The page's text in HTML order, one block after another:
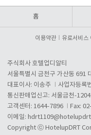
홈
이용약관 유료서비스
주식회사 호텔업디알티
서울특별시 금천구 가산동 691
대표이사: 이송주
사업자등록
통신판매업신고: 서울금천-
고객센터: 1644-7896
Fax:
이메일:
Copyright ⓒ HotelupDRT